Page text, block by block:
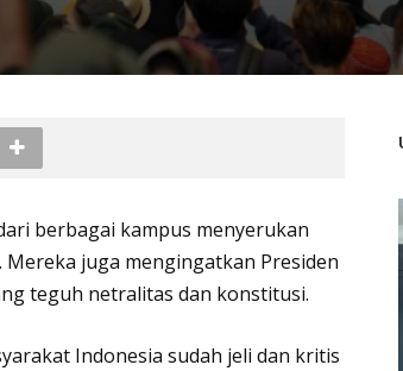
berbagai kampus menyerukan
juga mengingatkan Presiden
teguh netralitas dan konstitusi.
Indonesia sudah jeli dan kritis